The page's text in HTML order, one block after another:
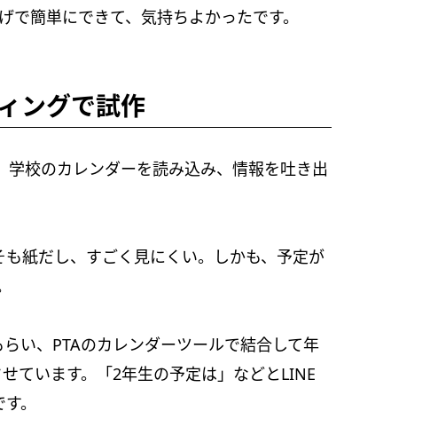
簡単にできて、気持ちよかったです。
ングで試作
校のカレンダーを読み込み、情報を吐き出
紙だし、すごく見にくい。しかも、予定が
い、PTAのカレンダーツールで結合して年
ています。「2年生の予定は」などとLINE
。